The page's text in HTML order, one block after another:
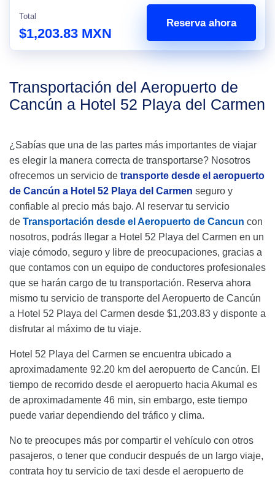
Total
$1,203.83 MXN
Reserva ahora
Transportación del Aeropuerto de
Cancún a Hotel 52 Playa del Carmen
¿Sabías que una de las partes más importantes de viajar
es elegir la manera correcta de transportarse? Nosotros
ofrecemos un servicio de transporte desde el aeropuerto
de Cancún a Hotel 52 Playa del Carmen seguro y
confiable al precio más bajo. Al reservar tu servicio
de Transportación desde el Aeropuerto de Cancun con
nosotros, podrás llegar a Hotel 52 Playa del Carmen en un
viaje cómodo, seguro y libre de preocupaciones, gracias a
que contamos con un equipo de conductores profesionales
que se harán cargo de tu transportación. Reserva ahora
mismo tu servicio de transporte del Aeropuerto de Cancún
a Hotel 52 Playa del Carmen desde $1,203.83 y disponte a
disfrutar al máximo de tu viaje.
Hotel 52 Playa del Carmen se encuentra ubicado a
aproximadamente 92.20 km del aeropuerto de Cancún. El
tiempo de recorrido desde el aeropuerto hacia Akumal es
de aproximadamente 46 min, sin embargo, este tiempo
puede variar dependiendo del tráfico y clima.
No te preocupes más por compartir el vehículo con otros
pasajeros, o tener que conducir después de un largo viaje,
contrata hoy tu servicio de taxi desde el aeropuerto de